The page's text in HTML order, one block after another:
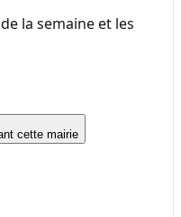
la semaine et les
cette mairie